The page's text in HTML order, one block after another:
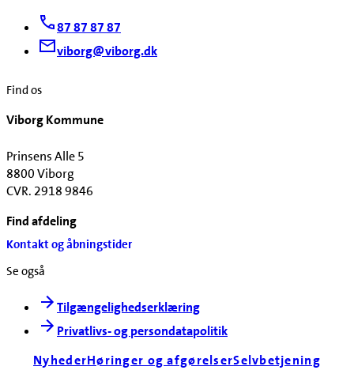
87 87 87 87
viborg@viborg.dk
Find os
Viborg Kommune
Prinsens Alle 5
8800 Viborg
CVR. 2918 9846
Find afdeling
Kontakt og åbningstider
Se også
Tilgængelighedserklæring
Privatlivs- og persondatapolitik
NyhederHøringer og afgørelserSelvbetjening